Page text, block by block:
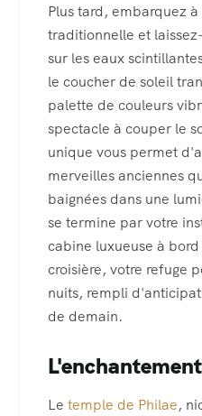
Plus tard, embarquez
traditionnelle et
sur les eaux
le coucher de soleil
palette de couleurs
spectacle à couper le
unique vous permet
merveilles anciennes
baignées dans une
se termine par votre
cabine luxueuse à
croisière, votre refuge
nuits, rempli
de demain.
Le temple de Philae,